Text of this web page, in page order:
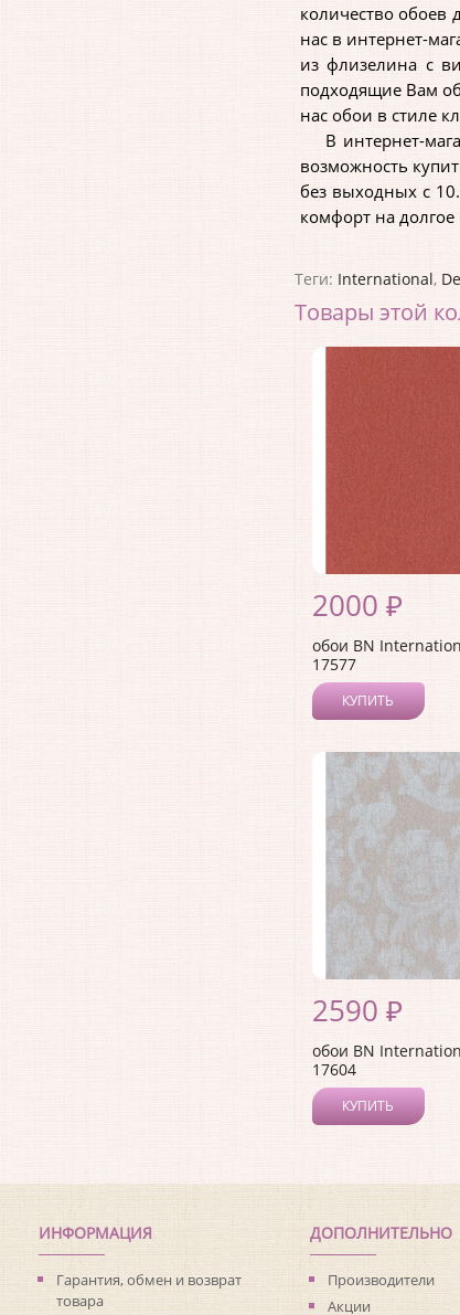
количество
нас в интернет-
из флизелина с
подходящие Вам
нас обои в стиле
В интернет-
возможность
без выходных с
комфорт на долгое
Теги: International,
Товары этой
2000 ₽
обои BN
17577
КУПИТЬ
2590 ₽
обои BN
17604
КУПИТЬ
ИНФОРМАЦИЯ
Гарантия, обмен и возврат
товара
ДОПОЛНИТЕЛЬНО
Производители
Акции